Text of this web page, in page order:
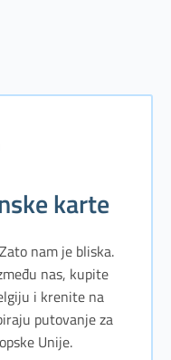
karte
nam je bliska.
nas, kupite
i krenite na
putovanje za
Unije.